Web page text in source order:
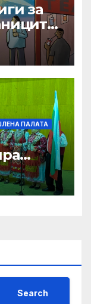
за
ПАЛАТА
Search